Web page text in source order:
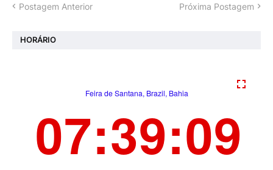
Postagem Anterior Próxima Postagem
HORÁRIO